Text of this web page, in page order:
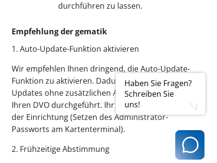
Haben Sie Fragen?
Schreiben Sie
uns!
durchführen zu lassen.
Empfehlung der gematik
1. Auto-Update-Funktion aktivieren
Wir empfehlen Ihnen dringend, die Auto-Update-
Funktion zu aktivieren. Dadurch werden künftige
Updates ohne zusätzlichen Aufwand für Sie und
Ihren DVO durchgeführt. Ihr DVO unterstützt Sie bei
der Einrichtung (Setzen des Administrator-
Passworts am Kartenterminal).
2. Frühzeitige Abstimmung